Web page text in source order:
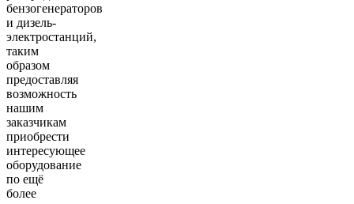
бензогенераторов
и дизель-
электростанций,
таким
образом
предоставляя
возможность
нашим
заказчикам
приобрести
интересующее
оборудование
по ещё
более